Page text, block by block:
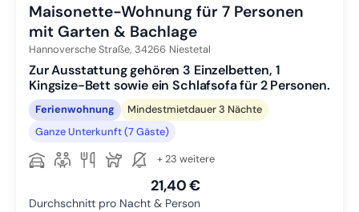
Maisonette-Wohnung für 7 Personen
mit Garten & Bachlage
Hannoversche Straße, 34266 Niestetal
Zur Ausstattung gehören 3 Einzelbetten, 1
Kingsize-Bett sowie ein Schlafsofa für 2 Personen.
Ferienwohnung
Mindestmietdauer 3 Nächte
Ganze Unterkunft (7 Gäste)
+ 23 weitere
21,40 €
Durchschnitt pro Nacht & Person